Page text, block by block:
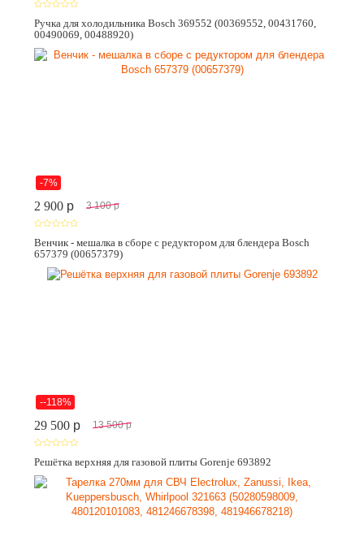
Ручка для холодильника Bosch 369552 (00369552, 00431760,
00490069, 00488920)
-7%
2 900 p 3 100 p
Венчик - мешалка в сборе с редуктором для блендера Bosch
657379 (00657379)
--118%
29 500 p 13 500 p
Решётка верхняя для газовой плиты Gorenje 693892